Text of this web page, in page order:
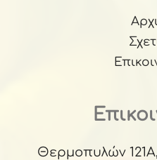
Θερμοπυλών